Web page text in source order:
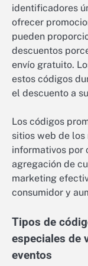
identificadores
ofrecer
pueden
descuentos
envío gratuito.
estos códigos
el descuento a
Los códigos
sitios web de
informativos por
agregación de
marketing
consumidor y
Tipos de
especiales de
eventos